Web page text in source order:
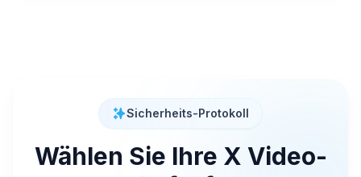
Sicherheits-Protokoll
Wählen Sie Ihre X Video-